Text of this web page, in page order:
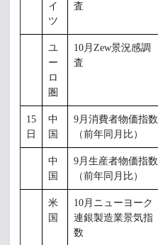
イ
ツ
査
ユ
ー
ロ
圏
10月Zew景況感調
査
15
日
中
国
9月消費者物価指数
（前年同月比）
中
国
9月生産者物価指数
（前年同月比）
米
国
10月ニューヨーク
連銀製造業景気指
数